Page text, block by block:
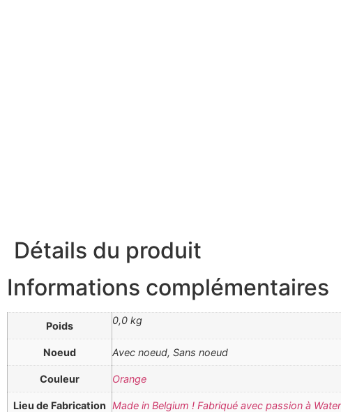
Détails du produit
Informations complémentaires
Poids 0,0 kg
Noeud Avec noeud, Sans noeud
Couleur Orange
Lieu de Fabrication Made in Belgium ! Fabriqué avec passion à